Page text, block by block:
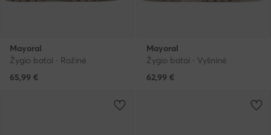
Mayoral
Žygio batai · Rožinė
65,99 €
Mayoral
Žygio batai · Vyšninė
62,99 €